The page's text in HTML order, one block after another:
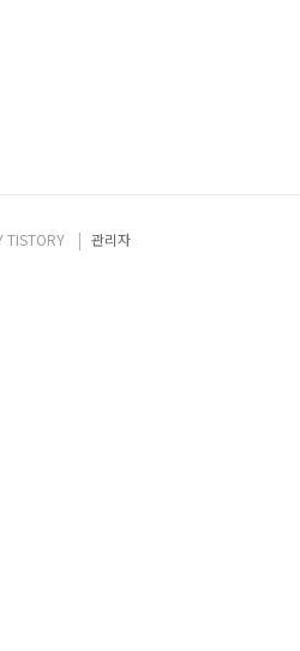
TISTORY 관리자